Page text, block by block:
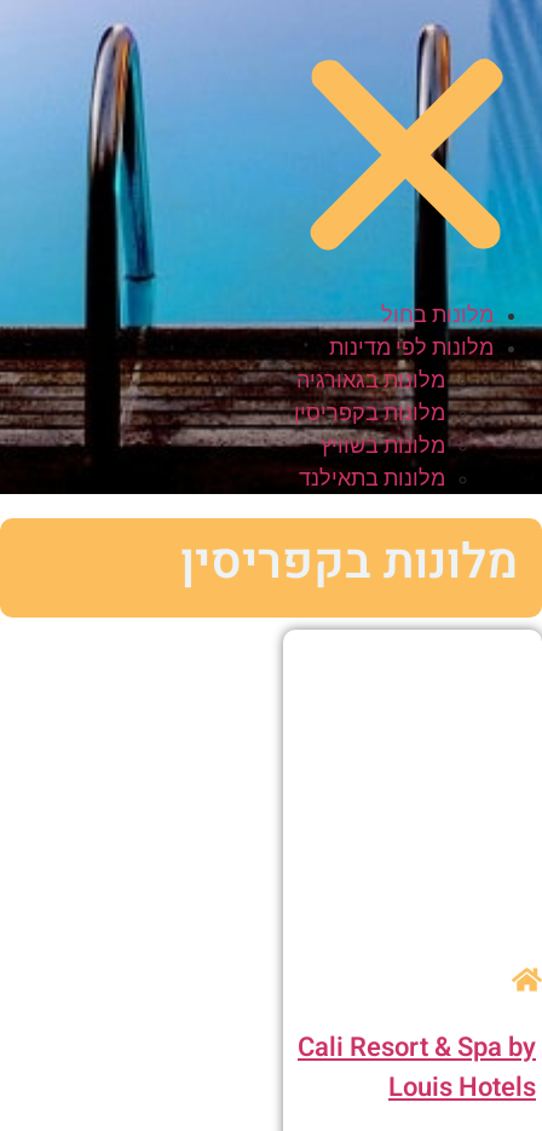
מלונות בחול
מלונות לפי מדינות
מלונות בגאורגיה
מלונות בקפריסין
מלונות בשוויץ
מלונות בתאילנד
מלונות בקפריסין
Cali Resort & Spa
Louis